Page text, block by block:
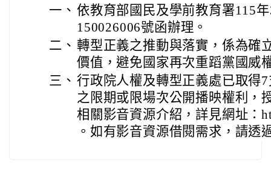
一、 依教育部國民及學前教育署115
150026006號函辦理。
二、 轉型正義之推動與落實，係為確
價值，避免國家再次重蹈黨國威
三、 行政院人權及轉型正義處已取得
之限期或限場次公開播映權利，
相關影音資源介紹，詳見網址：
。如有影音資源借閱需求，請透